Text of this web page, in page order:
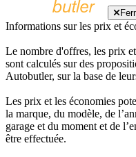
Informations sur les prix et
Le nombre d'offres, les prix
sont calculés sur des
Autobutler, sur la base de
Les prix et les économies
la marque, du modèle, de
garage et du moment et de
être effectuée.